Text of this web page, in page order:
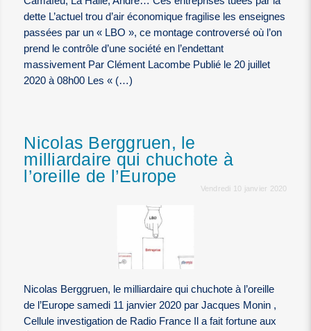
dette L’actuel trou d’air économique fragilise les enseignes
passées par un « LBO », ce montage controversé où l’on
prend le contrôle d’une société en l’endettant
massivement Par Clément Lacombe Publié le 20 juillet
2020 à 08h00 Les « (…)
Nicolas Berggruen, le
milliardaire qui chuchote à
l’oreille de l’Europe
Vendredi 10 janvier 2020
Nicolas Berggruen, le milliardaire qui chuchote à l’oreille
de l’Europe samedi 11 janvier 2020 par Jacques Monin ,
Cellule investigation de Radio France Il a fait fortune aux